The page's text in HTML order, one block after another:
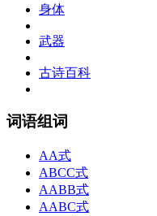
身体
武器
古诗百科
词语组词
AA式
ABCC式
AABB式
AABC式